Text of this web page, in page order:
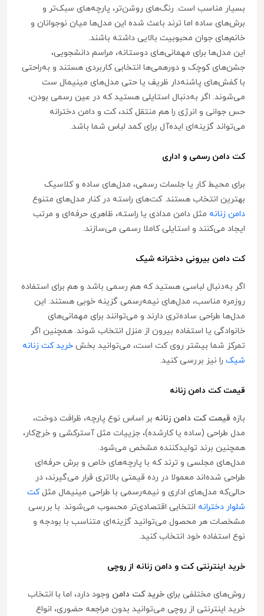
بسیار مناسب است. رنگ‌های روشن‌تر، پارچه‌های سبک‌تر و
برش‌های ساده اما ترند باعث شده این مدل‌ها میان نوجوانان و
خانم‌های جوان محبوبیت بالایی داشته باشند.
این مدل‌ها برای مهمانی‌های دوستانه، مراسم دانشجویی،
جشن‌های کوچک و دورهمی‌ها انتخابی کاربردی هستند و به‌راحتی
با کفش‌های پاشنه‌دار ظریف یا حتی مدل‌های مینیمال ست
می‌شوند. اگر به‌دنبال استایلی هستید که در عین رسمی بودن،
حس جوانی و انرژی را هم منتقل کند، کت و دامن دخترانه
می‌تواند گزینه‌ای ایده‌آل برای کمد لباس شما باشد.
کت دامن رسمی و اداری
برای محیط کار یا جلسات رسمی، مدل‌های ساده و کلاسیک
بهترین انتخاب هستند. کت‌های راسته در کنار مدل‌های متنوع
دامن زنانه مثل دامن مدادی یا راسته، ظاهری حرفه‌ای و مرتب
ایجاد می‌کنند و استایلی کاملا رسمی می‌سازند.
کت دامن بیرونی دخترانه شیک
اگر به‌دنبال لباسی هستید که هم رسمی باشد و هم برای استفاده
روزمره مناسب، مدل‌های نیمه‌رسمی گزینه خوبی هستند. این
مدل‌ها طراحی ساده‌تری دارند و می‌توانند برای مهمانی‌های
خانوادگی یا استفاده بیرون از منزل انتخاب شوند. همچنین اگر
تمرکز شما بیشتر روی کت است، می‌توانید بخش خرید کت زنانه
شیک را نیز بررسی کنید.
قیمت کت دامن زنانه
بازه قیمت کت دامن زنانه بر اساس نوع پارچه، ظرافت دوخت،
مدل طراحی (ساده یا کارشده)، جزییات مثل آسترکشی و خرج‌کار،
همچنین برند تولیدکننده مشخص می‌شود.
مدل‌های مجلسی و ترند که با پارچه‌های خاص و برش حرفه‌ای
طراحی شده‌اند معمولا در رده قیمتی بالاتری قرار می‌گیرند، در
حالی‌که مدل‌های اداری و نیمه‌رسمی با طراحی مینیمال مثلکت
شلوار دخترانه انتخابی اقتصادی‌تر محسوب می‌شوند. با بررسی
مشخصات هر محصول می‌توانید گزینه‌ای متناسب با بودجه و
نوع استفاده خود انتخاب کنید.
خرید اینترنتی کت و دامن زنانه از روچی
روش‌های مختلفی برای خرید کت دامن وجود دارد، اما با انتخاب
خرید اینترنتی از روچی می‌توانید بدون مراجعه حضوری، انواع